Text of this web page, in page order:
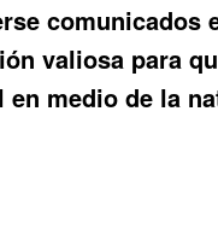
comunicados
valiosa para
medio de la